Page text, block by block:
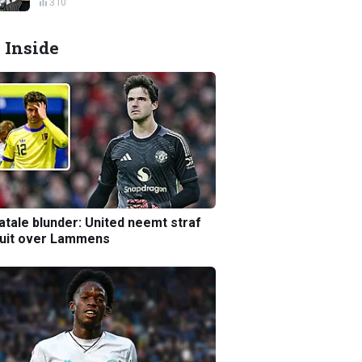
Inside
blunder: United neemt straf
over Lammens